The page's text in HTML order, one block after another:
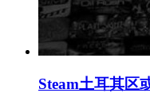
Steam土耳其区